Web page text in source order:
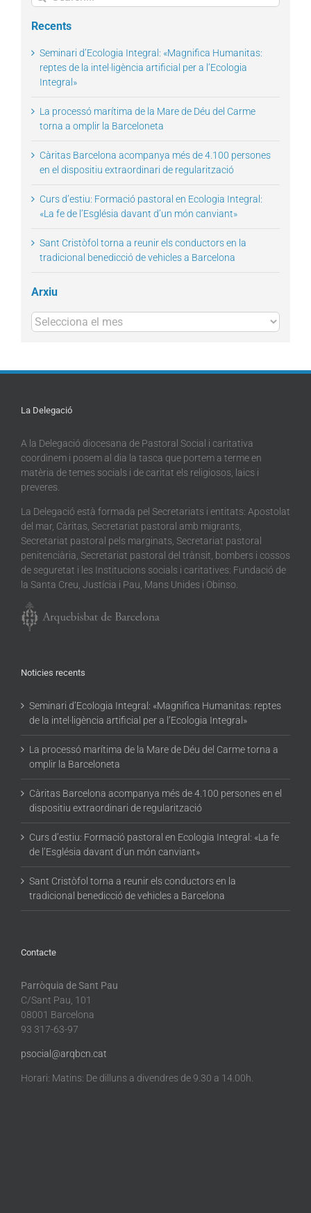
for:
Recents
Seminari d’Ecologia Integral: «Magnifica Humanitas:
reptes de la intel·ligència artificial per a l’Ecologia
Integral»
La processó marítima de la Mare de Déu del Carme
torna a omplir la Barceloneta
Càritas Barcelona acompanya més de 4.100 persones
en el dispositiu extraordinari de regularització
Curs d’estiu: Formació pastoral en Ecologia Integral:
«La fe de l’Església davant d’un món canviant»
Sant Cristòfol torna a reunir els conductors en la
tradicional benedicció de vehicles a Barcelona
Arxiu
Arxius
La Delegació
A la Delegació diocesana de Pastoral Social i caritativa
coordinem i posem al dia la tasca que portem a terme en
matèria de temes socials i de caritat els religiosos, laics i
preveres.
La Delegació està formada pel Secretariats i entitats: Apostolat
del mar, Càritas, Secretariat pastoral amb migrants,
Secretariat pastoral pels marginats, Secretariat pastoral
penitenciària, Secretariat pastoral del trànsit, bombers i cossos
de seguretat i les Institucions socials i caritatives: Fundació de
la Santa Creu, Justícia i Pau, Mans Unides i Obinso.
Noticies recents
Seminari d’Ecologia Integral: «Magnifica Humanitas: reptes
de la intel·ligència artificial per a l’Ecologia Integral»
La processó marítima de la Mare de Déu del Carme torna a
omplir la Barceloneta
Càritas Barcelona acompanya més de 4.100 persones en el
dispositiu extraordinari de regularització
Curs d’estiu: Formació pastoral en Ecologia Integral: «La fe
de l’Església davant d’un món canviant»
Sant Cristòfol torna a reunir els conductors en la
tradicional benedicció de vehicles a Barcelona
Contacte
Parròquia de Sant Pau
C/Sant Pau, 101
08001 Barcelona
93 317-63-97
psocial@arqbcn.cat
Horari: Matins: De dilluns a divendres de 9.30 a 14.00h.